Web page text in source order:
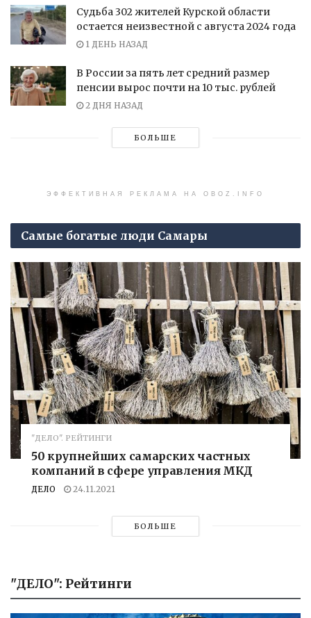
Судьба 302 жителей Курской области
остается неизвестной с августа 2024 года
1 ДЕНЬ НАЗАД
В России за пять лет средний размер
пенсии вырос почти на 10 тыс. рублей
2 ДНЯ НАЗАД
БОЛЬШЕ
ЭФФЕКТИВНАЯ РЕКЛАМА НА OBOZ.INFO
Самые богатые люди Самары
"ДЕЛО". РЕЙТИНГИ
50 крупнейших самарских частных
компаний в сфере управления МКД
ДЕЛО 24.11.2021
БОЛЬШЕ
"ДЕЛО": Рейтинги